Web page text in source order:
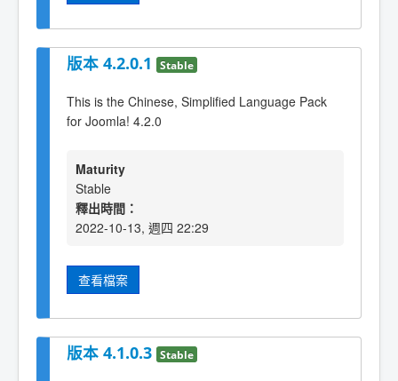
版本 4.2.0.1 Stable
This is the Chinese, Simplified Language Pack
for Joomla! 4.2.0
Maturity
Stable
釋出時間：
2022-10-13, 週四 22:29
查看檔案
版本 4.1.0.3 Stable